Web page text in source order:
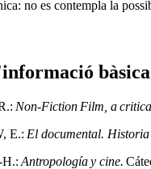
no es contempla la
bàsica
Non-Fiction Film, a
E.: El documental. Historia
Antropología y cine.